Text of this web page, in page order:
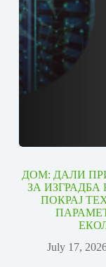
ДОМ: ДАЛИ
ЗА
ПОКРАЈ
July 17,